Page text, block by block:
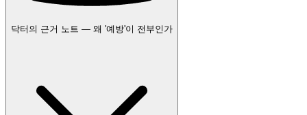
닥터의 근거 노트 — 왜 '예방'이 전부인가